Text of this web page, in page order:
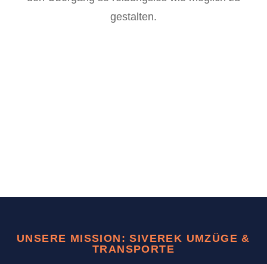
gestalten.
UNSERE MISSION: SIVEREK UMZÜGE &
TRANSPORTE